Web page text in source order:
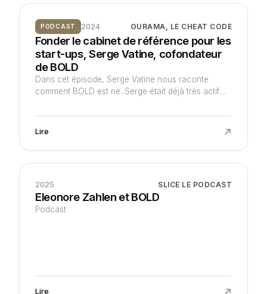
PODCAST 2024 OURAMA, LE CHEAT CODE
Fonder le cabinet de référence pour les
start-ups, Serge Vatine, cofondateur
de BOLD
Dans cet épisode, Serge Vatine nous raconte
comment BOLD est né. Serge était déjà très actif
BOLD, il y a 6 ans.
Lire
2025 SLICE LE PODCAST
Eleonore Zahlen et BOLD
Podcast
Lire